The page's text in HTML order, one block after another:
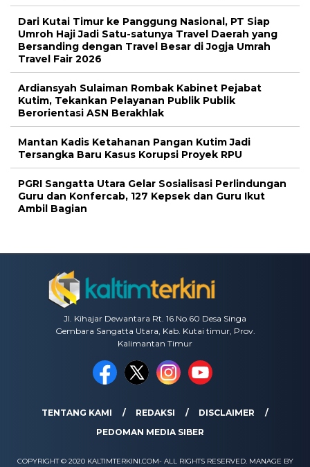
Dari Kutai Timur ke Panggung Nasional, PT Siap
Umroh Haji Jadi Satu-satunya Travel Daerah yang
Bersanding dengan Travel Besar di Jogja Umrah
Travel Fair 2026
Ardiansyah Sulaiman Rombak Kabinet Pejabat
Kutim, Tekankan Pelayanan Publik Publik
Berorientasi ASN Berakhlak
Mantan Kadis Ketahanan Pangan Kutim Jadi
Tersangka Baru Kasus Korupsi Proyek RPU
PGRI Sangatta Utara Gelar Sosialisasi Perlindungan
Guru dan Konfercab, 127 Kepsek dan Guru Ikut
Ambil Bagian
Jl. Kihajar Dewantara Rt. 16 No.60 Desa Singa
Gembara Sangatta Utara, Kab. Kutai timur, Prov.
Kalimantan Timur
TENTANG KAMI REDAKSI
DISCLAIMER
PEDOMAN MEDIA SIBER
COPYRIGHT © 2020 KALTIMTERKINI.COM- ALL RIGHTS RESERVED. MANAGE BY